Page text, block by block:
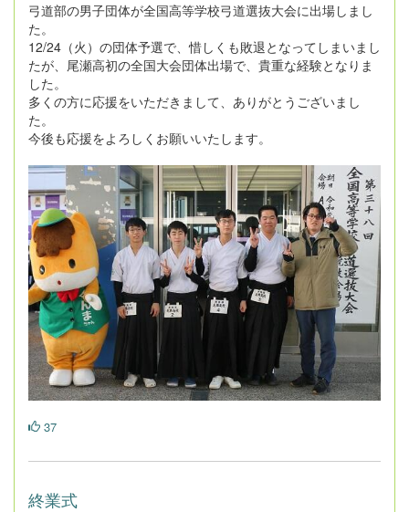
弓道部の男子団体が全国高等学校弓道選抜大会に出場しまし
た。
12/24（火）の団体予選で、惜しくも敗退となってしまいまし
たが、尾瀬高初の全国大会団体出場で、貴重な経験となりま
した。
多くの方に応援をいただきまして、ありがとうございまし
た。
今後も応援をよろしくお願いいたします。
37
終業式